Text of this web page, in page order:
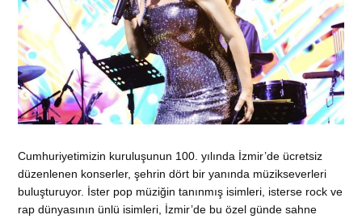
Cumhuriyetimizin kuruluşunun 100. yılında İzmir’de ücretsiz
düzenlenen konserler, şehrin dört bir yanında müzikseverleri
buluşturuyor. İster pop müziğin tanınmış isimleri, isterse rock ve
rap dünyasının ünlü isimleri, İzmir’de bu özel günde sahne